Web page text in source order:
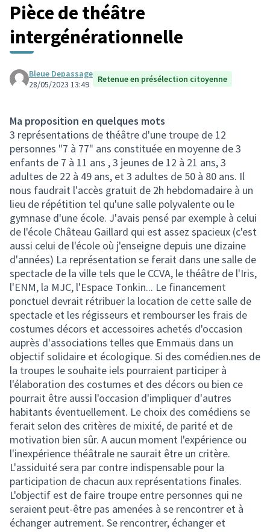
Pièce de théâtre
intergénérationnelle
Bleue Depassage
28/05/2023 13:49
Retenue en présélection citoyenne
Ma proposition en quelques mots
3 représentations de théâtre d'une troupe de 12
personnes "7 à 77" ans constituée en moyenne de 3
enfants de 7 à 11 ans , 3 jeunes de 12 à 21 ans, 3
adultes de 22 à 49 ans, et 3 adultes de 50 à 80 ans. Il
nous faudrait l'accès gratuit de 2h hebdomadaire à un
lieu de répétition tel qu'une salle polyvalente ou le
gymnase d'une école. J'avais pensé par exemple à celui
de l'école Château Gaillard qui est assez spacieux (c'est
aussi celui de l'école où j'enseigne depuis une dizaine
d'années) La représentation se ferait dans une salle de
spectacle de la ville tels que le CCVA, le théâtre de l'Iris,
l'ENM, la MJC, l'Espace Tonkin... Le financement
ponctuel devrait rétribuer la location de cette salle de
spectacle et les régisseurs et rembourser les frais de
costumes décors et accessoires achetés d'occasion
auprès d'associations telles que Emmaüs dans un
objectif solidaire et écologique. Si des comédien.nes de
la troupes le souhaite iels pourraient participer à
l'élaboration des costumes et des décors ou bien ce
pourrait être aussi l'occasion d'impliquer d'autres
habitants éventuellement. Le choix des comédiens se
ferait selon des critères de mixité, de parité et de
motivation bien sûr. A aucun moment l'expérience ou
l'inexpérience théâtrale ne saurait être un critère.
L'assiduité sera par contre indispensable pour la
participation de chacun aux représentations finales.
L'objectif est de faire troupe entre personnes qui ne
seraient peut-être pas amenées à se rencontrer et à
échanger autrement. Se rencontrer, échanger et